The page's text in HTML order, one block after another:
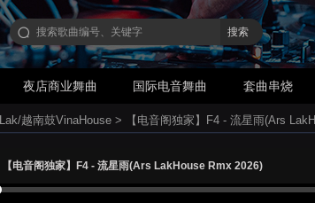
搜索
夜店商业舞曲 国际电音舞曲 套曲串烧
Lak/越南鼓VinaHouse > 【电音阁独家】F4 - 流星雨(Ars
【电音阁独家】F4 - 流星雨(Ars LakHouse Rmx 2026)